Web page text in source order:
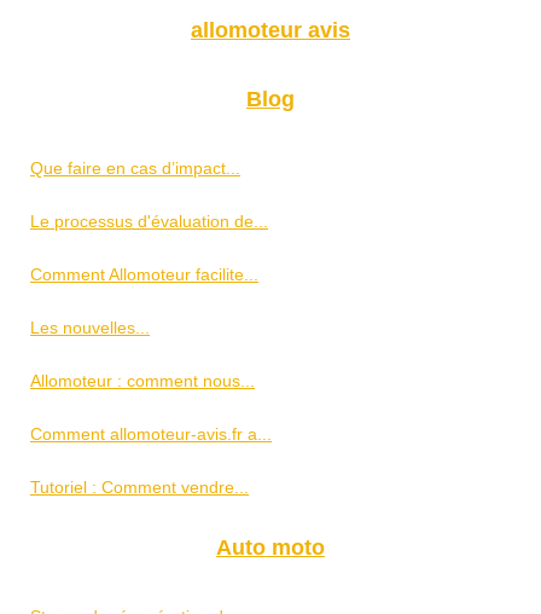
allomoteur avis
Blog
Que faire en cas d’impact...
Le processus d'évaluation de...
Comment Allomoteur facilite...
Les nouvelles...
Allomoteur : comment nous...
Comment allomoteur-avis.fr a...
Tutoriel : Comment vendre...
Auto moto